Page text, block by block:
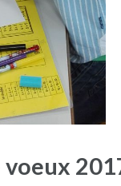
voeux